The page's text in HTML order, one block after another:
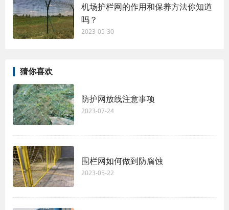
机场护栏网的作用和保养方法你知道
吗？
2023-05-30
猜你喜欢
防护网放线注意事项
2023-07-24
围栏网如何做到防腐蚀
2023-05-22